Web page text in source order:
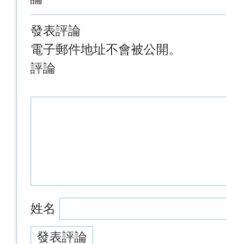
發表評論
電子郵件地址不會被公開。
評論
姓名